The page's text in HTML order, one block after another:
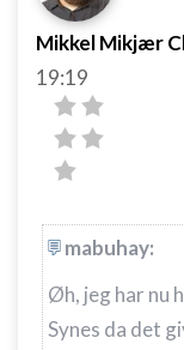
Mikkel Mikjær
19:19
mabuhay:
Øh, jeg har nu
Synes da det